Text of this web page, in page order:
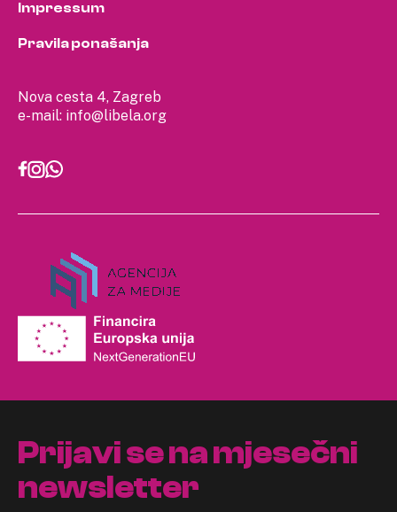
Nova cesta 4, Zagreb
e-mail: info@libela.org
Impressum
Pravila ponašanja
Prijavi se na mjesečni
newsletter